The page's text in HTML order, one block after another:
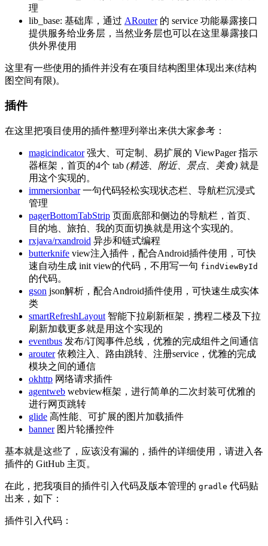
理
lib_base: 基础库，通过 ARouter的 service 功能暴露接口
提供服务给业务层，当然业务层也可以在这里暴露接口
供外界使用
这里有一些使用的插件并没有在项目结构图里体现出来(结构
图空间有限)。
插件
在这里把项目使用的插件整理列举出来供大家参考：
magicindicator强大、可定制、易扩展的 ViewPager 指示
器框架，首页的4个 tab (精选、附近、景点、美食) 就是
用这个实现的。
immersionbar一句代码轻松实现状态栏、导航栏沉浸式
管理
pagerBottomTabStrip 页面底部和侧边的导航栏，首页、
目的地、旅拍、我的页面切换就是用这个实现的。
rxjava/rxandroid 异步和链式编程
butterknife view注入插件，配合Android插件使用，可快
速自动生成 init view的代码，不用写一句 findViewById
的代码。
gson json解析，配合Android插件使用，可快速生成实体
类
smartRefreshLayout 智能下拉刷新框架，携程二楼及下拉
刷新加载更多就是用这个实现的
eventbus 发布/订阅事件总线，优雅的完成组件之间通信
arouter依赖注入、路由跳转、注册service，优雅的完成
模块之间的通信
okhttp 网络请求插件
agentweb webview框架，进行简单的二次封装可优雅的
进行网页跳转
glide 高性能、可扩展的图片加载插件
banner图片轮播控件
基本就是这些了，应该没有漏的，插件的详细使用，请进入各
插件的 GitHub 主页。
在此，把我项目的插件引入代码及版本管理的 gradle 代码贴
出来，如下：
插件引入代码：